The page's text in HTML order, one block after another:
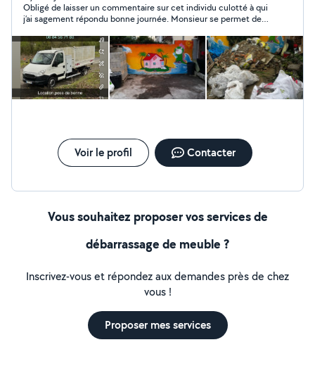
Obligé de laisser un commentaire sur cet individu culotté à qui
j’ai sagement répondu bonne journée. Monsieur se permet de
annonce La blague j’ai reçu plusieurs offres en dessous de cet
individu comparé bien ailleurs, il y a moins cher que lui
Voir le profil Contacter
Vous souhaitez proposer vos services de
débarrassage de meuble ?
Inscrivez-vous et répondez aux demandes près de chez
vous !
Proposer mes services